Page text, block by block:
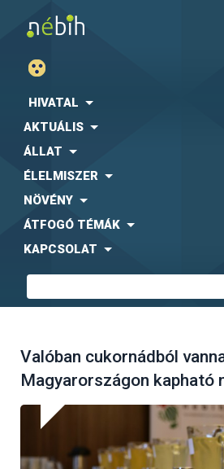
HIVATAL
AKTUÁLIS
ÁLLAT
ÉLELMISZER
NÖVÉNY
ÁTFOGÓ TÉMÁK
KAPCSOLAT
Valóban cukornádból
Magyarországon kapható